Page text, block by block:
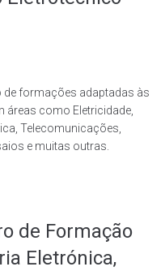
de formações adaptadas às
áreas como Eletricidade,
Telecomunicações,
e muitas outras.
de Formação
Eletrónica,